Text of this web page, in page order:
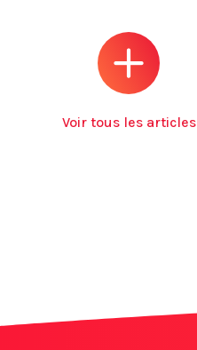
Voir tous les articles